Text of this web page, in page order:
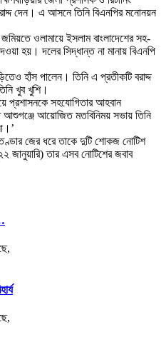
দেন। এ আসনে তিনি বিএনপির মনোনয়ন
ওলামায়ে ইসলাম বাংলাদেশের সহ-
হয়। দলের সিদ্ধান্ত না মানায় বিএনপি
হাঁস পালেন। তিনি এ প্রতীকটি বরাদ্দ
খুব খুশি।
প্রশাসনকে সহযোগিতার আহবান
আশুগঞ্জে আয়োজিত মতবিনিময় সভায় তিনি
জের ধরে তাকে দুটি শোকজ নোটিশ
জানুয়ারি) তার এসব নোটিশের জবাব